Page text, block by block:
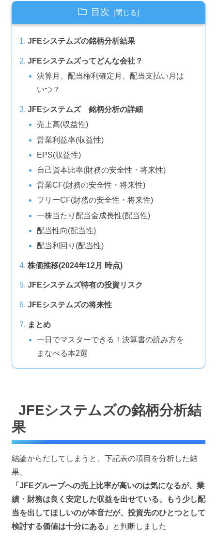
目次
JFEシステムズの銘柄分析結果
JFEシステムズってどんな会社？
決算月、配当権利確定月、配当支払い月は
いつ？
JFEシステムズ 銘柄分析の詳細
売上高(収益性)
営業利益率(収益性)
EPS(収益性)
自己資本比率(財務の安全性・将来性)
営業CF(財務の安全性・将来性)
フリーCF(財務の安全性・将来性)
一株当たり配当金成長性(配当性)
配当性向(配当性)
配当利回り(配当性)
株価推移(2024年12月 時点)
JFEシステムズ特有の投資リスク
JFEシステムズの将来性
まとめ
一日でマスターできる！決算書の読み方を
まなべる本2選
JFEシステムズの銘柄分析結
果
結論からだしてしまうと、下記表の項目を分析した結
果、
「JFEグループへの売上比率が高いのは気になるが、業
績・財務は良く安定した収益を出せている。もう少し配
当を出してほしいのが本音だが、投資先のひとつとして
検討する価値は十分にある 」 と判断しました